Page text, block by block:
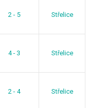
2 - 5 Střelice
4 - 3 Střelice
2 - 4 Střelice